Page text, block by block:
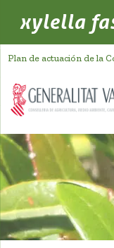
xylella
Plan de actuación de la